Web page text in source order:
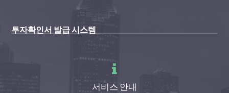
투자확인서 발급 시스템
서비스 안내